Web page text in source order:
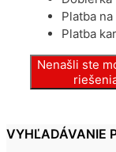
Platba
Platba
Nenašli ste
VYHĽADÁVANIE